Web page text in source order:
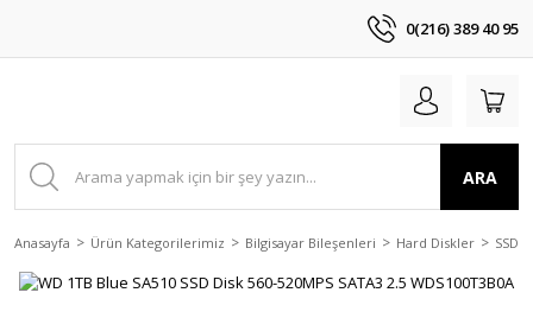
0(216) 389 40 95
ARA
Anasayfa Ürün Kategorilerimiz Bilgisayar Bileşenleri Hard Diskler SSD